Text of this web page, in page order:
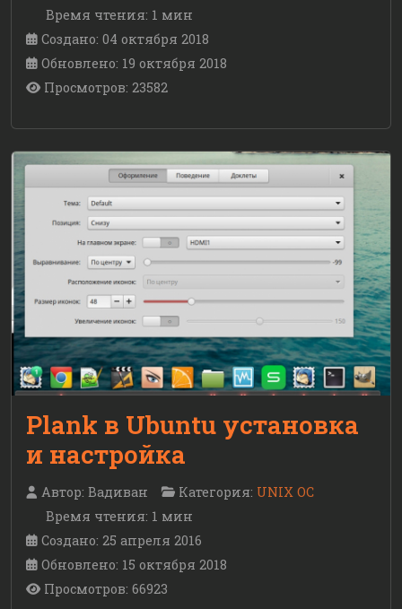
Время чтения: 1 мин
Создано: 04 октября 2018
Обновлено: 19 октября 2018
Просмотров: 23582
Plank в Ubuntu установка
и настройка
Автор: Вадиван Категория: UNIX ОС
Время чтения: 1 мин
Создано: 25 апреля 2016
Обновлено: 15 октября 2018
Просмотров: 66923